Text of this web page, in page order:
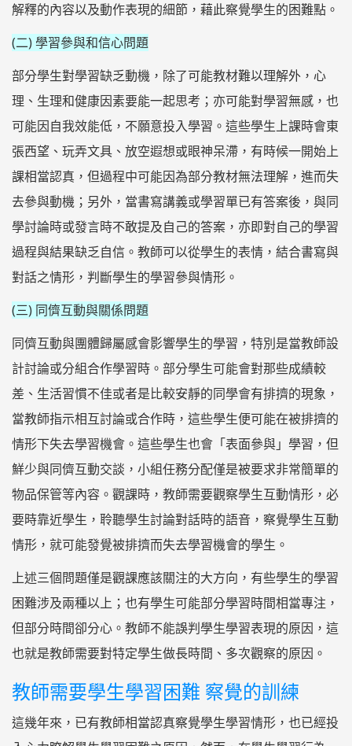
解釋的內容以及動作表現的細節，藉此察覺學生的困難點。
(二) 學習參與和信心問題
部分學生對學習缺乏動機，除了可能教材難以理解外，心
理、生理和健康因素要能一起思考；亦可能對學習無感，也
可能因自我效能低，不願意投入學習。這些學生上課時會東
張西望、玩弄文具、放空遐想或眼神呆滯，有時候一開始上
課相當認真，但過程中可能因為部分教材無法理解，進而失
去參與動機；另外，當書寫講義或學習單已有答案後，與同
學討論時或發言時不敢提及自己的答案，亦即對自己的學習
過程與結果缺乏自信。教師可以從學生的表情，結合書寫與
對話之情形，判斷學生的學習參與情形。
(三) 同儕互動與關係問題
同儕互動與團體歸屬感會影響學生的學習，特別是當教師設
計討論或分組合作學習時。部分學生可能會對那些成績較
差、生活習慣不佳或者是比較安靜的同學會有排擠的現象，
當教師指示相互討論或合作時，這些學生便可能在被排擠的
情形下失去學習機會。這些學生也會「表面參與」學習，但
鮮少與同儕互動交談，小組任務分配僅是被要求非常簡單的
物品保管等內容。觀課時，教師需要觀察學生互動情形，必
要時靠近學生，聆聽學生討論對話時的語音，察覺學生互動
情形，就可能發覺被排擠而失去學習機會的學生。
上述三個問題僅是觀課應該關注的大方向，有些學生的學習
困難涉及兩種以上；也有學生可能部分學習時間相當專注，
但部分時間卻分心。教師不能誤判學生學習表現的原因，這
也就是教師需要對特定學生做長時間、多次觀察的原因。
教師需要學生學習困難 察覺的訓練
這幾年來，已有教師相當認真察覺學生學習情形，也已經投